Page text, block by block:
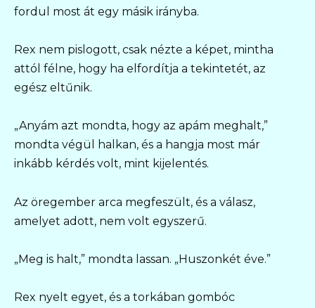
fordul most át egy másik irányba.
Rex nem pislogott, csak nézte a képet, mintha
attól félne, hogy ha elfordítja a tekintetét, az
egész eltűnik.
„Anyám azt mondta, hogy az apám meghalt,”
mondta végül halkan, és a hangja most már
inkább kérdés volt, mint kijelentés.
Az öregember arca megfeszült, és a válasz,
amelyet adott, nem volt egyszerű.
„Meg is halt,” mondta lassan. „Huszonkét éve.”
Rex nyelt egyet, és a torkában gombóc